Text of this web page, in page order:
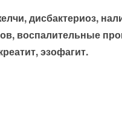
дисбактериоз,
воспалительные
эзофагит.